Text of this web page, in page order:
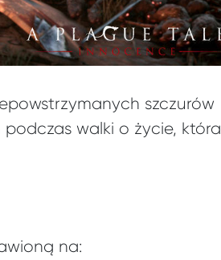
szczurów
walki o życie, która
na: